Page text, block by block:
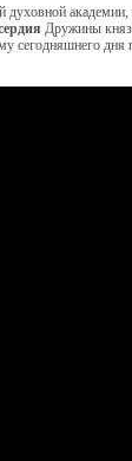
Дружины
сегодняшнего